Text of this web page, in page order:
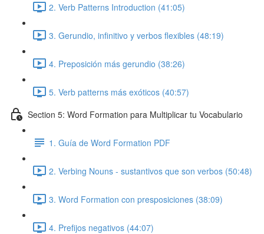
2. Verb Patterns Introduction (41:05)
3. Gerundio, infinitivo y verbos flexibles (48:19)
4. Preposición más gerundio (38:26)
5. Verb patterns más exóticos (40:57)
Section 5: Word Formation para Multiplicar tu Vocabulario
1. Guía de Word Formation PDF
2. Verbing Nouns - sustantivos que son verbos (50:48)
3. Word Formation con presposiciones (38:09)
4. Prefijos negativos (44:07)